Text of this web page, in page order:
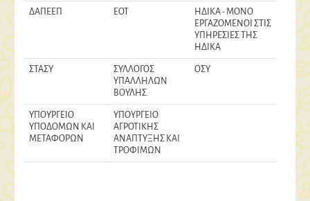
ΔΑΠΕΕΠ EOT
ΗΔΙΚΑ - ΜΟΝΟ
ΕΡΓΑΖΟΜΕΝΟΙ ΣΤΙΣ
ΥΠΗΡΕΣΙΕΣ ΤΗΣ
ΗΔΙΚΑ
ΣΤΑΣΥ
ΣΥΛΛΟΓΟΣ
ΥΠΑΛΛΗΛΩΝ
ΒΟΥΛΗΣ
ΟΣΥ
ΥΠΟΥΡΓΕΙΟ
ΥΠΟΔΟΜΩΝ ΚΑΙ
ΜΕΤΑΦΟΡΩΝ
ΥΠΟΥΡΓΕΙΟ
ΑΓΡΟΤΙΚΗΣ
ΑΝΑΠΤΥΞΗΣ ΚΑΙ
ΤΡΟΦΙΜΩΝ